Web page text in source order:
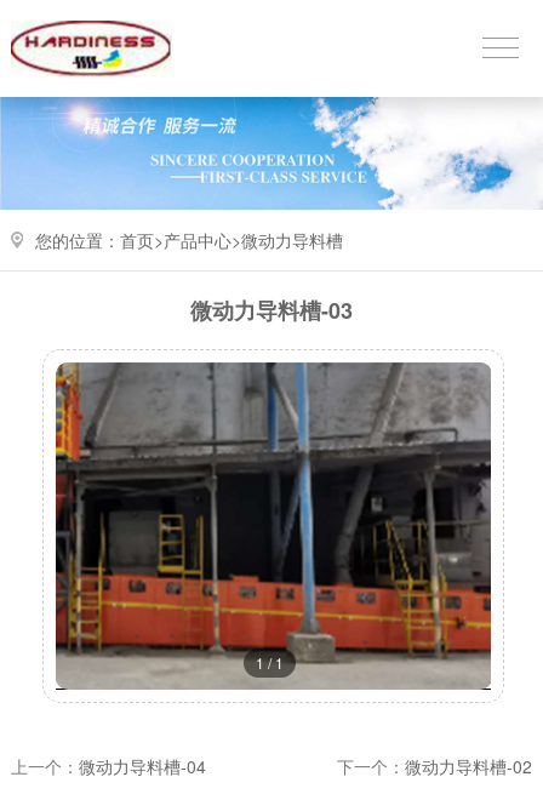
您的位置： 首页>产品中心>微动力导料槽
微动力导料槽-03
1/1
上一个： 微动力导料槽-04 下一个：微动力导料槽-02